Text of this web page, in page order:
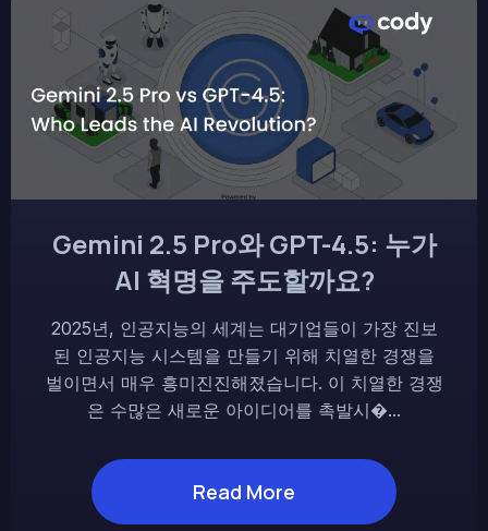
Gemini 2.5 Pro와 GPT-4.5: 누가
AI 혁명을 주도할까요?
2025년, 인공지능의 세계는 대기업들이 가장 진보
된 인공지능 시스템을 만들기 위해 치열한 경쟁을
벌이면서 매우 흥미진진해졌습니다. 이 치열한 경쟁
은 수많은 새로운 아이디어를 촉발시�...
Read More